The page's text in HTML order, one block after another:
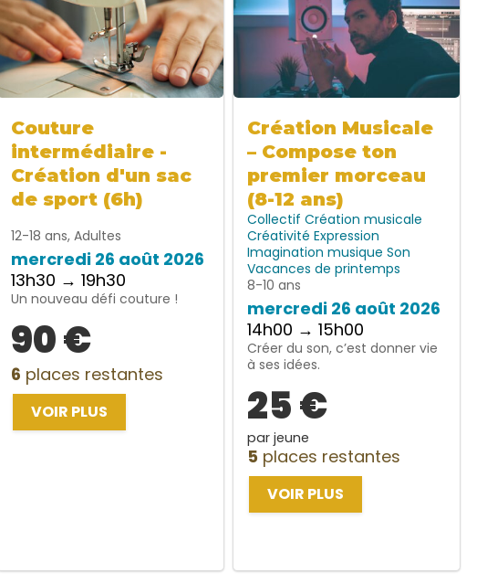
Couture
intermédiaire -
Création d'un sac
de sport (6h)
12-18 ans, Adultes
mercredi 26 août 2026
13h30 → 19h30
Un nouveau défi couture !
90 €
6 places restantes
VOIR PLUS
Création Musicale
– Compose ton
premier morceau
(8-12 ans)
Collectif Création musicale
Créativité Expression
Imagination musique Son
Vacances de printemps
8-10 ans
mercredi 26 août 2026
14h00 → 15h00
Créer du son, c’est donner vie
à ses idées.
25 €
par jeune
5 places restantes
VOIR PLUS